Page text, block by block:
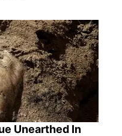
Unearthed In